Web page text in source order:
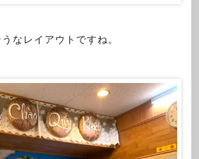
なレイアウトですね。